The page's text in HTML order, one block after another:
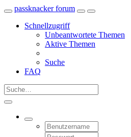
passknacker forum
Schnellzugriff
Unbeantwortete Themen
Aktive Themen
Suche
FAQ